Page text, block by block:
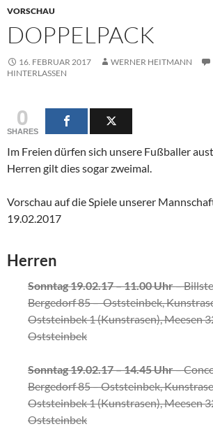
VORSCHAU
DOPPELPACK
16. FEBRUAR 2017 WERNER HEITMANN
HINTERLASSEN
0
SHARES
Im Freien dürfen sich unsere Fußballer
Herren gilt dies sogar zweimal.
Vorschau auf die Spiele unserer
19.02.2017
Herren
Sonntag 19.02.17 – 11.00 Uhr–
Bergedorf 85 – Oststeinbek,
Oststeinbek 1 (Kunstrasen), Meesen
Oststeinbek
Sonntag 19.02.17 – 14.45 Uhr–
Bergedorf 85 – Oststeinbek,
Oststeinbek 1 (Kunstrasen), Meesen
Oststeinbek